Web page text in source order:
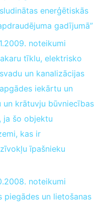
enerģētiskās
gadījumā”
noteikumi
tīklu, elektrisko
un kanalizācijas
iekārtu un
un krātuvju būvniecības
ja šo objektu
kas ir
īpašnieku
noteikumi
piegādes un lietošanas